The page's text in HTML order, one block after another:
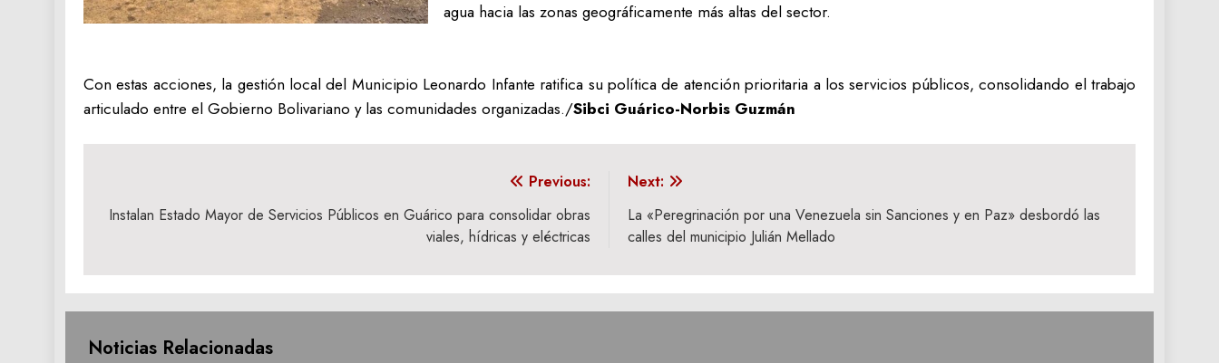
agua hacia las zonas geográficamente más altas del sector.
Con estas acciones, la gestión local del Municipio Leonardo Infante ratifica su política de atención prioritaria a los servicios públicos, consolidando el trabajo
articulado entre el Gobierno Bolivariano y las comunidades organizadas./Sibci Guárico-Norbis Guzmán
de
Previous:
Instalan Estado Mayor de Servicios Públicos en Guárico para consolidar obras
viales, hídricas y eléctricas
Next:
La «Peregrinación por una Venezuela sin Sanciones y en Paz» desbordó las
calles del municipio Julián Mellado
Noticias Relacionadas